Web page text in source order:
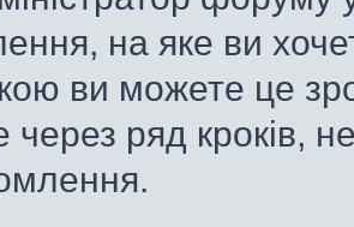
на яке ви
ви можете це
через ряд кроків,